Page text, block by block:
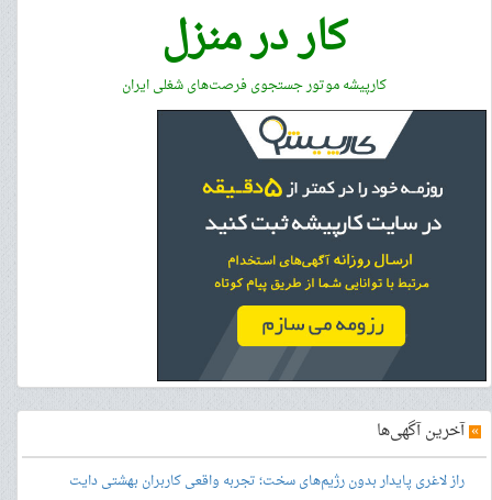
کار در منزل
کارپیشه موتور جستجوی فرصت‌های شغلی ایران
»آخرین آگهی‌ها
راز لاغری پایدار بدون رژیم‌های سخت؛ تجربه واقعی کاربران بهشتی دایت